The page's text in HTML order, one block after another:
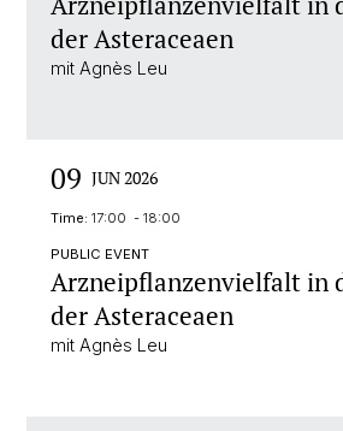
der Asteraceaen
mit Agnès Leu
09 JUN 2026
Time: 17:00 - 18:00
PUBLIC EVENT
Arzneipflanzenvielfalt in
der Asteraceaen
mit Agnès Leu